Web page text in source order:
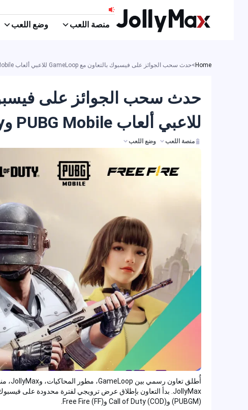
منصة اللعب وضع اللعب
Home
>حدث سحب الجوائز على فيسبوك بالتعاون مع GameLoop للاعبي ألعاب PUBG Mobile وCall of Duty وFree Fire
للاعبي ألعاب PUBG Mobile وCall of Duty وFree Fire
منصة اللعب وضع اللعب
(PUBGM) وCall of Duty (COD) وFree Fire (FF).